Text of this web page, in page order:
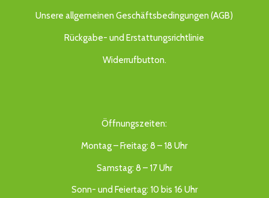
Unsere allgemeinen Geschäftsbedingungen (AGB)
Rückgabe- und Erstattungsrichtlinie
Widerrufbutton.
Öffnungszeiten:
Montag – Freitag: 8 – 18 Uhr
Samstag: 8 – 17 Uhr
Sonn- und Feiertag: 10 bis 16 Uhr